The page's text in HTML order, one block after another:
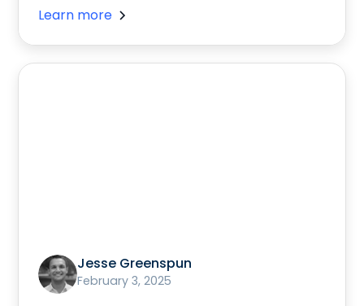
Learn more
Jesse Greenspun
February 3, 2025